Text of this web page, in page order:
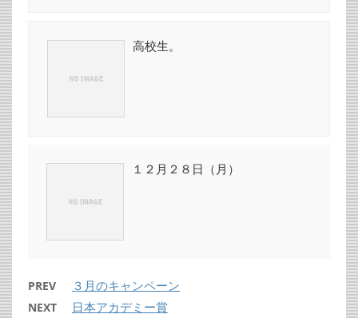
高校生。
１２月２８日（月）
PREV ３月のキャンペーン
NEXT 日本アカデミー賞